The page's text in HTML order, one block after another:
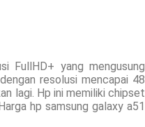
FullHD+ yang mengusung
resolusi mencapai 48
lagi. Hp ini memiliki chipset
hp samsung galaxy a51